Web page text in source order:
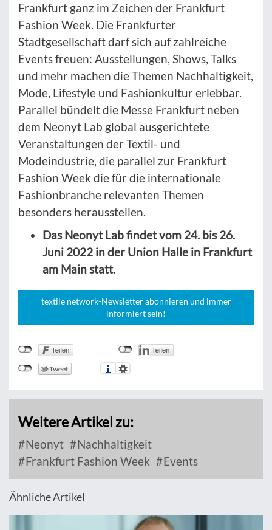
Frankfurt ganz im Zeichen der Frankfurt
Fashion Week. Die Frankfurter
Stadtgesellschaft darf sich auf zahlreiche
Events freuen: Ausstellungen, Shows, Talks
und mehr machen die Themen Nachhaltigkeit,
Mode, Lifestyle und Fashionkultur erlebbar.
Parallel bündelt die Messe Frankfurt neben
dem Neonyt Lab global ausgerichtete
Veranstaltungen der Textil- und
Modeindustrie, die parallel zur Frankfurt
Fashion Week die für die internationale
Fashionbranche relevanten Themen
besonders herausstellen.
Das Neonyt Lab findet vom 24. bis 26.
Juni 2022 in der Union Halle in Frankfurt
am Main statt.
textile network-Newsletter abonnieren und immer
informiert sein!
Weitere Artikel zu:
Neonyt
Nachhaltigkeit
Frankfurt Fashion Week
Events
Ähnliche Artikel